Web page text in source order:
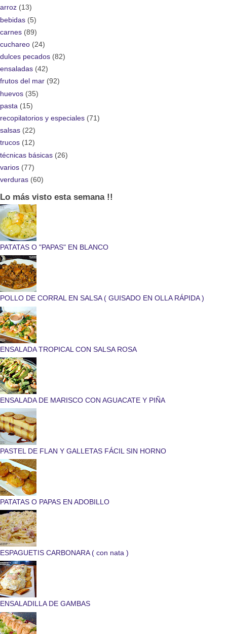
arroz (13)
bebidas (5)
carnes (89)
cuchareo (24)
dulces pecados (82)
ensaladas (42)
frutos del mar (92)
huevos (35)
pasta (15)
recopilatorios y especiales (71)
salsas (22)
trucos (12)
técnicas básicas (26)
varios (77)
verduras (60)
Lo más visto esta semana !!
PATATAS O "PAPAS" EN BLANCO
POLLO DE CORRAL EN SALSA ( GUISADO EN OLLA RÁPIDA )
ENSALADA TROPICAL CON SALSA ROSA
ENSALADA DE MARISCO CON AGUACATE Y PIÑA
PASTEL DE FLAN Y GALLETAS FÁCIL SIN HORNO
PATATAS O PAPAS EN ADOBILLO
ESPAGUETIS CARBONARA ( con nata )
ENSALADILLA DE GAMBAS